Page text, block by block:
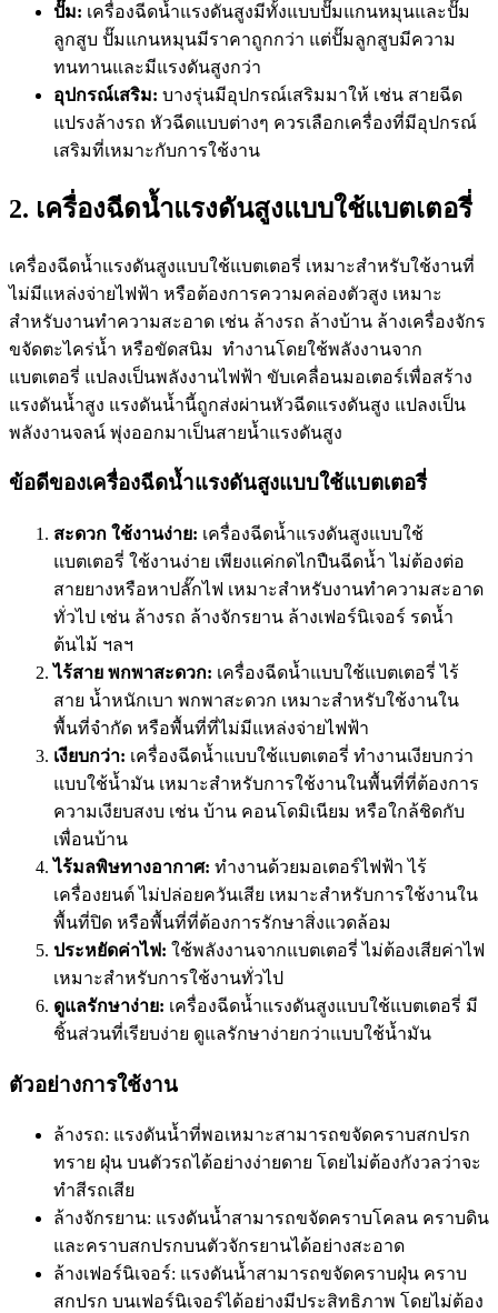
ปั๊ม: เครื่องฉีดน้ำแรงดันสูงมีทั้งแบบปั๊มแกนหมุนและปั๊ม
ลูกสูบ ปั๊มแกนหมุนมีราคาถูกกว่า แต่ปั๊มลูกสูบมีความ
ทนทานและมีแรงดันสูงกว่า
อุปกรณ์เสริม: บางรุ่นมีอุปกรณ์เสริมมาให้ เช่น สายฉีด
แปรงล้างรถ หัวฉีดแบบต่างๆ ควรเลือกเครื่องที่มีอุปกรณ์
เสริมที่เหมาะกับการใช้งาน
2. เครื่องฉีดน้ำแรงดันสูงแบบใช้แบตเตอรี่
เครื่องฉีดน้ำแรงดันสูงแบบใช้แบตเตอรี่ เหมาะสำหรับใช้งานที่
ไม่มีแหล่งจ่ายไฟฟ้า หรือต้องการความคล่องตัวสูง เหมาะ
สำหรับงานทำความสะอาด เช่น ล้างรถ ล้างบ้าน ล้างเครื่องจักร
ขจัดตะไคร่น้ำ หรือขัดสนิม ทำงานโดยใช้พลังงานจาก
แบตเตอรี่ แปลงเป็นพลังงานไฟฟ้า ขับเคลื่อนมอเตอร์เพื่อสร้าง
แรงดันน้ำสูง แรงดันน้ำนี้ถูกส่งผ่านหัวฉีดแรงดันสูง แปลงเป็น
พลังงานจลน์ พุ่งออกมาเป็นสายน้ำแรงดันสูง
ข้อดีของเครื่องฉีดน้ำแรงดันสูงแบบใช้แบตเตอรี่
สะดวก ใช้งานง่าย: เครื่องฉีดน้ำแรงดันสูงแบบใช้
แบตเตอรี่ ใช้งานง่าย เพียงแค่กดไกปืนฉีดน้ำ ไม่ต้องต่อ
สายยางหรือหาปลั๊กไฟ เหมาะสำหรับงานทำความสะอาด
ทั่วไป เช่น ล้างรถ ล้างจักรยาน ล้างเฟอร์นิเจอร์ รดน้ำ
ต้นไม้ ฯลฯ
ไร้สาย พกพาสะดวก: เครื่องฉีดน้ำแบบใช้แบตเตอรี่ ไร้
สาย น้ำหนักเบา พกพาสะดวก เหมาะสำหรับใช้งานใน
พื้นที่จำกัด หรือพื้นที่ที่ไม่มีแหล่งจ่ายไฟฟ้า
เงียบกว่า: เครื่องฉีดน้ำแบบใช้แบตเตอรี่ ทำงานเงียบกว่า
แบบใช้น้ำมัน เหมาะสำหรับการใช้งานในพื้นที่ที่ต้องการ
ความเงียบสงบ เช่น บ้าน คอนโดมิเนียม หรือใกล้ชิดกับ
เพื่อนบ้าน
ไร้มลพิษทางอากาศ: ทำงานด้วยมอเตอร์ไฟฟ้า ไร้
เครื่องยนต์ ไม่ปล่อยควันเสีย เหมาะสำหรับการใช้งานใน
พื้นที่ปิด หรือพื้นที่ที่ต้องการรักษาสิ่งแวดล้อม
ประหยัดค่าไฟ: ใช้พลังงานจากแบตเตอรี่ ไม่ต้องเสียค่าไฟ
เหมาะสำหรับการใช้งานทั่วไป
ดูแลรักษาง่าย: เครื่องฉีดน้ำแรงดันสูงแบบใช้แบตเตอรี่ มี
ชิ้นส่วนที่เรียบง่าย ดูแลรักษาง่ายกว่าแบบใช้น้ำมัน
ตัวอย่างการใช้งาน
ล้างรถ: แรงดันน้ำที่พอเหมาะสามารถขจัดคราบสกปรก
ทราย ฝุ่น บนตัวรถได้อย่างง่ายดาย โดยไม่ต้องกังวลว่าจะ
ทำสีรถเสีย
ล้างจักรยาน: แรงดันน้ำสามารถขจัดคราบโคลน คราบดิน
และคราบสกปรกบนตัวจักรยานได้อย่างสะอาด
ล้างเฟอร์นิเจอร์: แรงดันน้ำสามารถขจัดคราบฝุ่น คราบ
สกปรก บนเฟอร์นิเจอร์ได้อย่างมีประสิทธิภาพ โดยไม่ต้อง